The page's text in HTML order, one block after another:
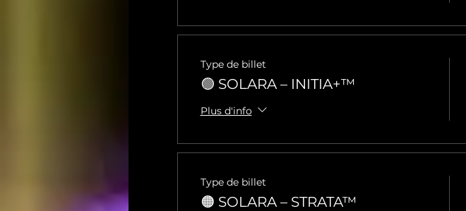
Type de billet
🟢 SOLARA – INITIA+™
Plus d'info
Type de billet
🟠 SOLARA – STRATA™